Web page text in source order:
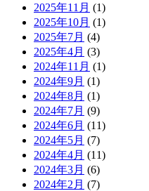
2025年11月 (1)
2025年10月 (1)
2025年7月 (4)
2025年4月 (3)
2024年11月 (1)
2024年9月 (1)
2024年8月 (1)
2024年7月 (9)
2024年6月 (11)
2024年5月 (7)
2024年4月 (11)
2024年3月 (6)
2024年2月 (7)